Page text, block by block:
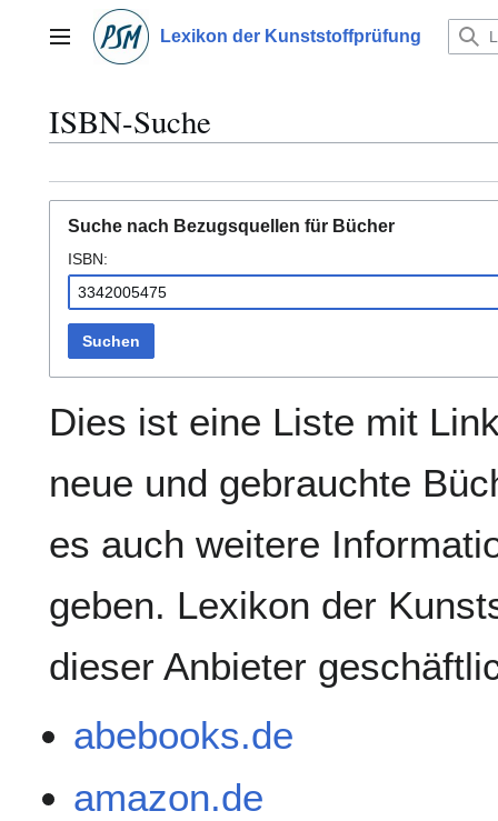
springenHauptmenü Lexikon der Kunststoffprüfung
ISBN-Suche
Suche nach Bezugsquellen für Bücher
ISBN:
Suchen
Dies ist eine Liste mit
neue und gebrauchte
es auch weitere
geben. Lexikon der
dieser Anbieter
abebooks.de
amazon.de